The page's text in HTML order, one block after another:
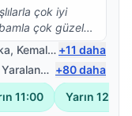
çok iyi
çok güzel
, Kemalpaşa )
+11 daha
,Protez
+80daha
11:00 Yarın 12:30